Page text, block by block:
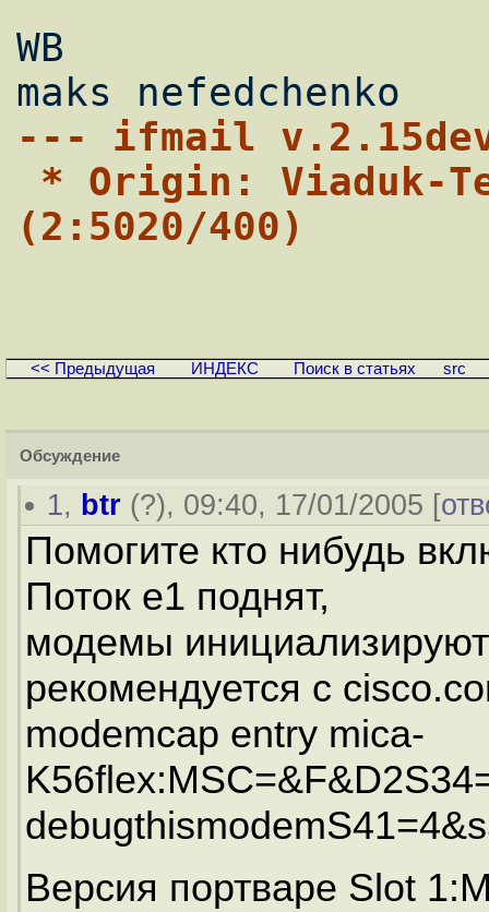
WB
--- ifmail
(2:5020/400)
<< Предыдущая ИНДЕКС Поиск в статьях src
Обсуждение
1, btr (?), 09:40, 17/01/2005 [
Помогите кто нибудь
Поток e1 поднят,
модемы
рекомендуется с
modemcap entry mica-
Версия портваре Slot